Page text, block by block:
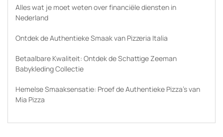
Alles wat je moet weten over financiële diensten in
Nederland
Ontdek de Authentieke Smaak van Pizzeria Italia
Betaalbare Kwaliteit: Ontdek de Schattige Zeeman
Babykleding Collectie
Hemelse Smaaksensatie: Proef de Authentieke Pizza’s van
Mia Pizza